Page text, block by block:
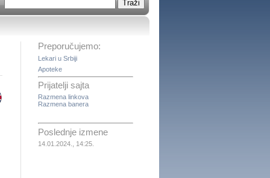
Preporučujemo:
Lekari u Srbiji
Apoteke
Prijatelji sajta
Razmena linkova
Razmena banera
Poslednje izmene
14.01.2024., 14:25.